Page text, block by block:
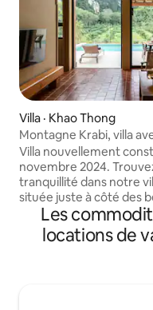
Villa · Khao Thong
Montagne Krabi, villa
chambre
Villa nouvellement
novembre 2024.
tranquillité dans notre
située juste à côté des
de Krabi. Avec une
que pour vous, profitez
environnant et de la
Les
locations de